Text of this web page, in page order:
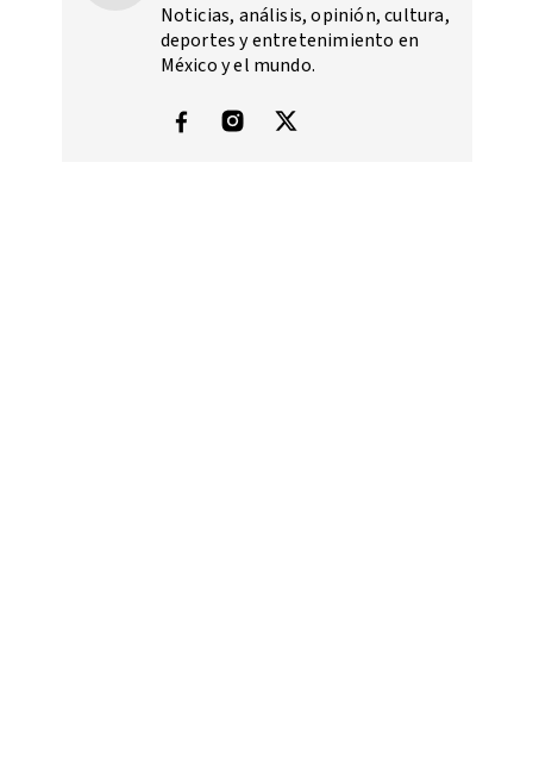
Noticias, análisis, opinión, cultura,
deportes y entretenimiento en
México y el mundo.